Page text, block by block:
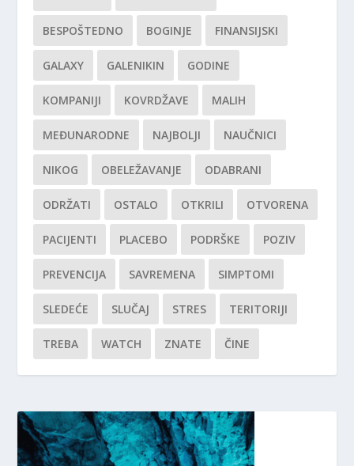
BESPOŠTEDNO BOGINJE FINANSIJSKI
GALAXY GALENIKIN GODINE
KOMPANIJI KOVRDŽAVE MALIH
MEĐUNARODNE NAJBOLJI NAUČNICI
NIKOG OBELEŽAVANJE ODABRANI
ODRŽATI OSTALO OTKRILI OTVORENA
PACIJENTI PLACEBO PODRŠKE POZIV
PREVENCIJA SAVREMENA SIMPTOMI
SLEDEĆE SLUČAJ STRES TERITORIJI
TREBA WATCH ZNATE ČINE